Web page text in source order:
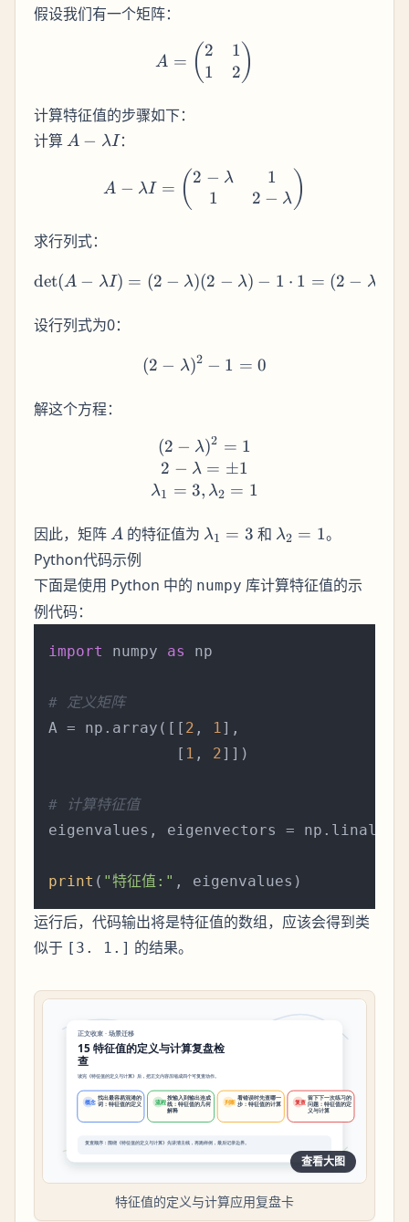
假设我们有一个矩阵：
A = \begin{pmatrix} 2
A = ( 2
1
1
2 )
计算特征值的步骤如下：
计算 A -
A − λI：
A - \lambda I =
A − λI = ( 2 − λ
1
1
2 − λ )
求行列式：
\text{det}(A - \lambda
det(A − λI) = (2 − λ)(2 − λ) − 1 ⋅ 1 = (2 − λ
设行列式为0：
(2 - \lambda)^2 - 1 = 0
(2 − λ)2 − 1 = 0
解这个方程：
(2 - \lambda)^2 = 1 \\ 2
(2 − λ)2 = 1
2 − λ = ±1
λ1 = 3, λ2 = 1
因此，矩阵 A
A 的特征值为 \lambda_1
λ1 = 3 和 \lambda_2
λ2 = 1。
Python代码示例
下面是使用 Python 中的 numpy 库计算特征值的示
例代码：
import numpy as np
# 定义矩阵
A = np.array([[ 2 , 1],
              [
1 , 2]])
# 计算特征值
eigenvalues, eigenvectors =
print ( "特征值:"
运行后，代码输出将是特征值的数组，应该会得到类
似于 [3. 1.] 的结果。
查看大图
特征值的定义与计算应用复盘卡